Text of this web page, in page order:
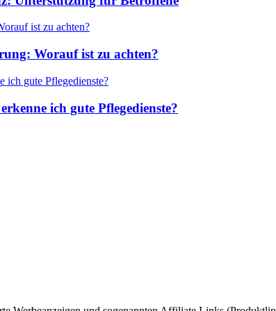
Worauf ist zu achten?
ich gute Pflegedienste?